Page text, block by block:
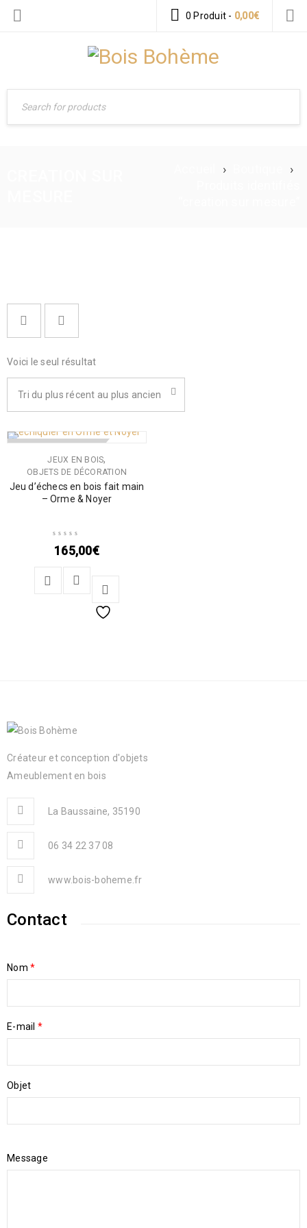
0 Produit - 0,00€
›
›
Voici le seul résultat
Tri du plus récent au plus ancien
JEUX EN BOIS,
OBJETS DE DÉCORATION
Jeu d’échecs en bois fait main
– Orme & Noyer
165,00€
Créateur et conception d'objets
Ameublement en bois
La Baussaine, 35190
06 34 22 37 08
www.bois-boheme.fr
Contact
Nom *
E-mail *
Objet
Message